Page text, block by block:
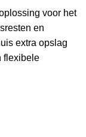
voor het
en
extra opslag
flexibele